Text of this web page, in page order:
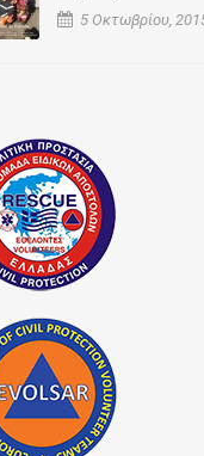
5 Οκτωβρίου,